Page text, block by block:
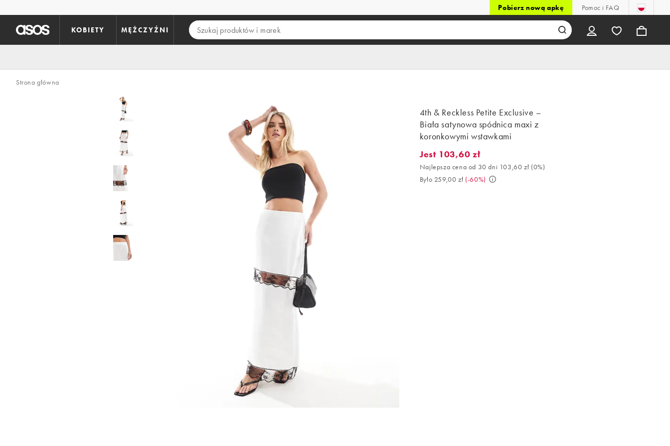
Pobierz nową apkę Pomoc i FAQ
KOBIETY MĘŻCZYŹNI
Strona główna
4th & Reckless Petite Exclusive –
Biała satynowa spódnica maxi z
koronkowymi wstawkami
Jest 103,60 zł. Najlepsza cena od 30 dni 103,60 zł (0%). Było 259,00 zł.
Jest 103,60 zł
Najlepsza cena od 30 dni 103,60 zł (0%)
Było 259,00 zł (-60%)